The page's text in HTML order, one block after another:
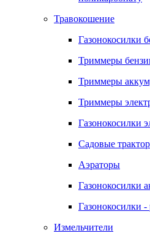
Травокошение
Газонокосилки
Триммеры
Триммеры
Триммеры
Газонокосилки
Садовые
Аэраторы
Газонокосилки
Газонокосилки
Измельчители